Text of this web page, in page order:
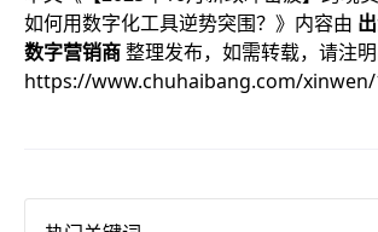
如何用数字化工具逆势突围？ 》内容由
数字营销商整理发布，如需转载，请注明
https://www.chuhaibang.com/xinwen/